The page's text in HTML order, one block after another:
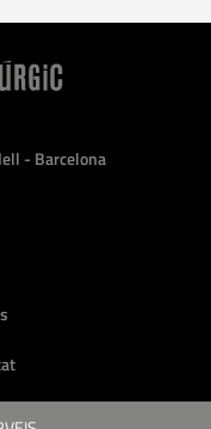
- Barcelona